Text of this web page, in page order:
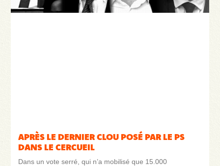
APRÈS LE DERNIER CLOU POSÉ PAR LE PS
DANS LE CERCUEIL
Dans un vote serré, qui n’a mobilisé que 15.000